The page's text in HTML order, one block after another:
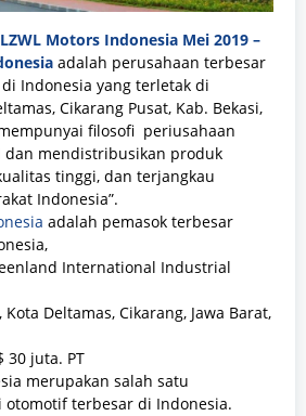
Motors Indonesia Mei 2019 –
adalah perusahaan terbesar
Indonesia yang terletak di
Cikarang Pusat, Kab. Bekasi,
filosofi periusahaan
dan mendistribusikan produk
tinggi, dan terjangkau
Indonesia”.
adalah pemasok terbesar
International Industrial
Deltamas, Cikarang, Jawa Barat,
30 juta. PT
merupakan salah satu
terbesar di Indonesia.